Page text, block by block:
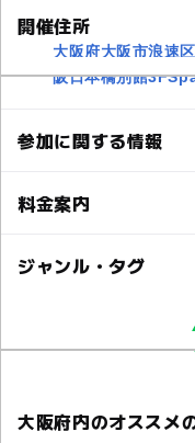
開催住所
大阪府大阪市浪速
阪日本橋別館
参加に関する情報
対象年齢
料金案内
子供の料金詳細
大人の料金詳細
ジャンル・タグ
タグ
大阪府内のオススメ